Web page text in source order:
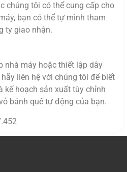
chúng tôi có thể cung cấp cho
bạn có thể tự mình tham
ty giao nhận.
nhà máy hoặc thiết lập dây
liên hệ với chúng tôi để biết
kế hoạch sản xuất tùy chỉnh
bánh quế tự động của bạn.